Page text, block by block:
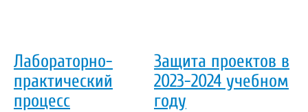
Лабораторно-
практический
процесс
Защита проектов в
2023-2024 учебном
году